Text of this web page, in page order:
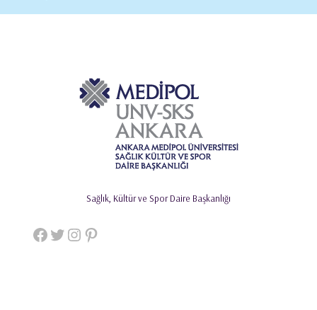
Sağlık, Kültür ve Spor Daire Başkanlığı
Facebook
Twitter
Instagram
Pinterest